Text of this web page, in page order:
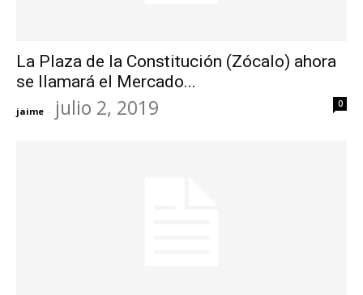
La Plaza de la Constitución (Zócalo) ahora
se llamará el Mercado...
jaime - julio 2, 2019 0